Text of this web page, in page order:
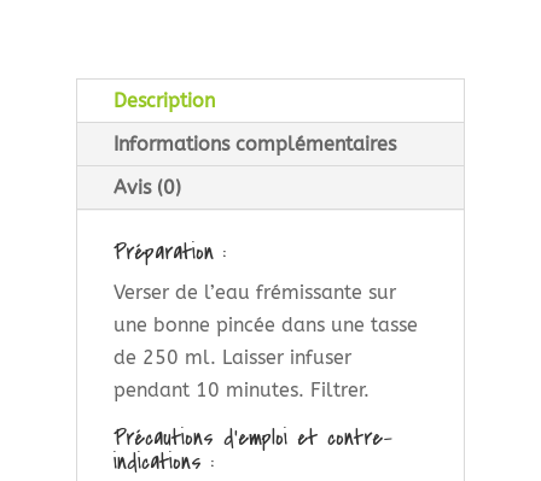
Description
Informations complémentaires
Avis (0)
Préparation :
Verser de l’eau frémissante sur
une bonne pincée dans une tasse
de 250 ml. Laisser infuser
pendant 10 minutes. Filtrer.
Précautions d’emploi et contre-
indications :